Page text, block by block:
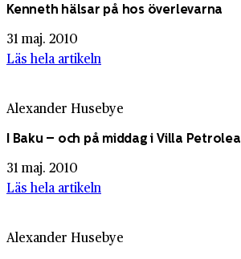
Kenneth hälsar på hos överlevarna
31 maj. 2010
Läs hela artikeln
Alexander Husebye
I Baku – och på middag i Villa Petrolea
31 maj. 2010
Läs hela artikeln
Alexander Husebye